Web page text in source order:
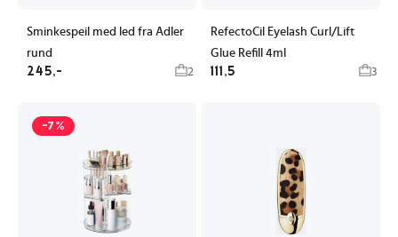
Sminkespeil med led fra Adler
rund
245,- 2
RefectoCil Eyelash Curl/Lift
Glue Refill 4ml
111,5 3
-7%